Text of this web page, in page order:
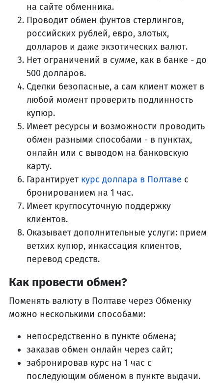
на сайте обменника.
Проводит обмен фунтов стерлингов,
российских рублей, евро, злотых,
долларов и даже экзотических валют.
Нет ограничений в сумме, как в банке - до
500 долларов.
Сделки безопасные, а сам клиент может в
любой момент проверить подлинность
купюр.
Имеет ресурсы и возможности проводить
обмен разными способами - в пунктах,
онлайн или с выводом на банковскую
карту.
Гарантирует курс доллара в Полтаве с
бронированием на 1 час.
Имеет круглосуточную поддержку
клиентов.
Оказывает дополнительные услуги: прием
ветхих купюр, инкассация клиентов,
перевод средств.
Как провести обмен?
Поменять валюту в Полтаве через Обменку
можно несколькими способами:
непосредственно в пункте обмена;
заказав обмен онлайн через сайт;
забронировав курс на 1 час с
последующим обменом в пункте выдачи.